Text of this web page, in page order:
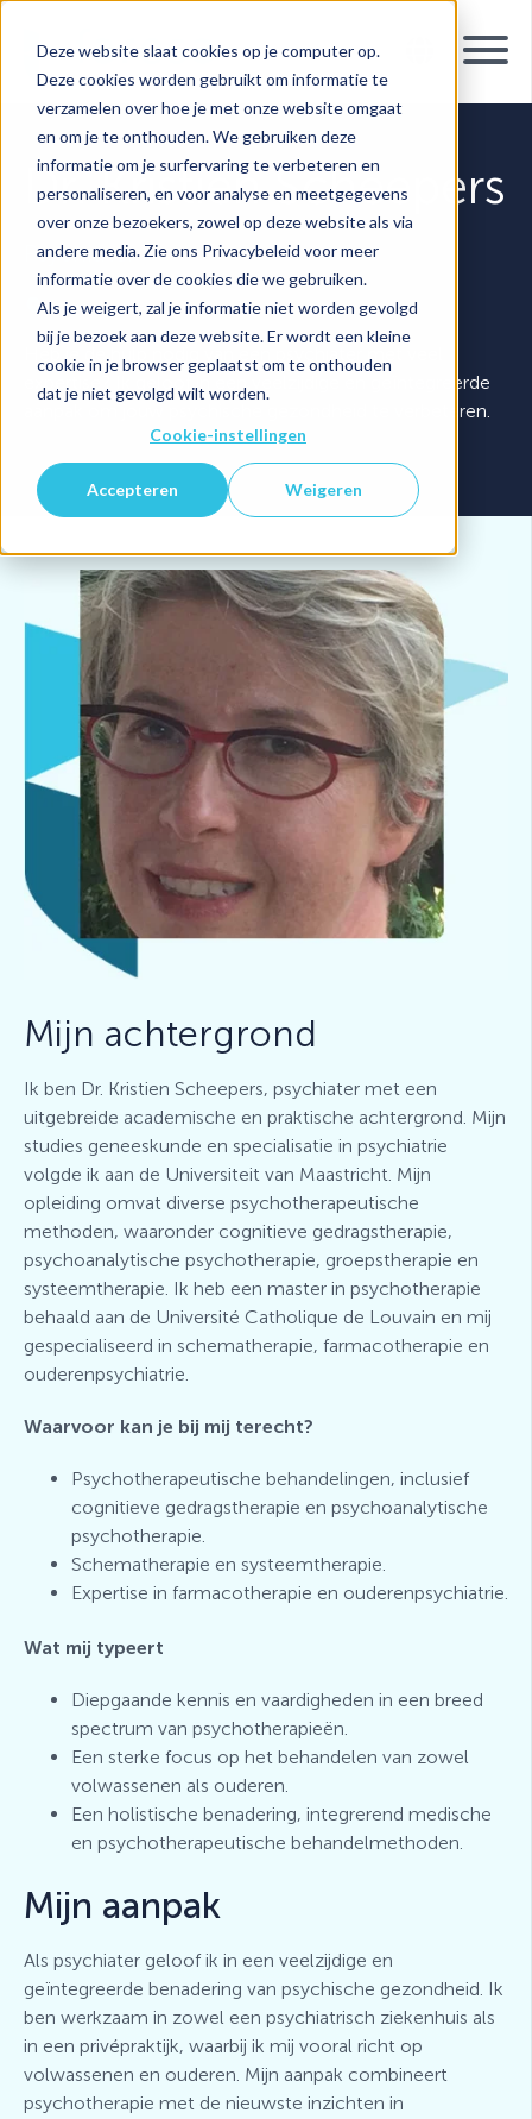
Deze website slaat cookies op je computer op.
Deze cookies worden gebruikt om informatie te
verzamelen over hoe je met onze website omgaat
en om je te onthouden. We gebruiken deze
informatie om je surfervaring te verbeteren en
personaliseren, en voor analyse en meetgegevens
over onze bezoekers, zowel op deze website als via
andere media. Zie ons Privacybeleid voor meer
informatie over de cookies die we gebruiken.
Als je weigert, zal je informatie niet worden gevolgd
bij je bezoek aan deze website. Er wordt een kleine
cookie in je browser geplaatst om te onthouden
dat je niet gevolgd wilt worden.
Cookie-instellingen
Accepteren Weigeren
Dr. Kristien Scheepers
Psychiater
Tienen
Heb je de hulp nodig van een psychiater met veel
expertise? Ik geloof in een veelzijdige en geïntegreerde
aanpak om jouw psychische gezondheid te verbeteren.
Mijn achtergrond
Ik ben Dr. Kristien Scheepers, psychiater met een
uitgebreide academische en praktische achtergrond. Mijn
studies geneeskunde en specialisatie in psychiatrie
volgde ik aan de Universiteit van Maastricht. Mijn
opleiding omvat diverse psychotherapeutische
methoden, waaronder cognitieve gedragstherapie,
psychoanalytische psychotherapie, groepstherapie en
systeemtherapie. Ik heb een master in psychotherapie
behaald aan de Université Catholique de Louvain en mij
gespecialiseerd in schematherapie, farmacotherapie en
ouderenpsychiatrie.
Waarvoor kan je bij mij terecht?
Psychotherapeutische behandelingen, inclusief
cognitieve gedragstherapie en psychoanalytische
psychotherapie.
Schematherapie en systeemtherapie.
Expertise in farmacotherapie en ouderenpsychiatrie.
Wat mij typeert
Diepgaande kennis en vaardigheden in een breed
spectrum van psychotherapieën.
Een sterke focus op het behandelen van zowel
volwassenen als ouderen.
Een holistische benadering, integrerend medische
en psychotherapeutische behandelmethoden.
Mijn aanpak
Als psychiater geloof ik in een veelzijdige en
geïntegreerde benadering van psychische gezondheid. Ik
ben werkzaam in zowel een psychiatrisch ziekenhuis als
in een privépraktijk, waarbij ik mij vooral richt op
volwassenen en ouderen. Mijn aanpak combineert
psychotherapie met de nieuwste inzichten in